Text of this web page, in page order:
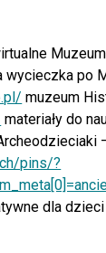
wycieczka po
muzeum
materiały do
pins/?
dla dzieci